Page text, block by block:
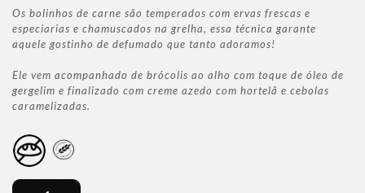
Os bolinhos de carne são temperados com ervas frescas e
especiarias e chamuscados na grelha, essa técnica garante
aquele gostinho de defumado que tanto adoramos!
Ele vem acompanhado de brócolis ao alho com toque de óleo de
gergelim e finalizado com creme azedo com hortelã e cebolas
caramelizadas.